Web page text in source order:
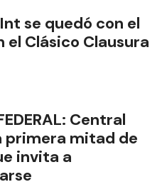
se quedó con el
el Clásico Clausura
Central
primera mitad de
invita a